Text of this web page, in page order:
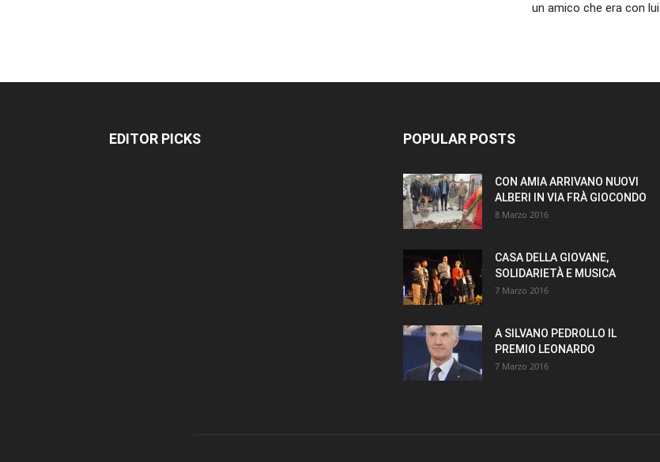
un amico che era con lui
EDITOR PICKS POPULAR POSTS
CON AMIA ARRIVANO NUOVI
ALBERI IN VIA FRÀ GIOCONDO
8 Marzo 2016
CASA DELLA GIOVANE,
SOLIDARIETÀ E MUSICA
7 Marzo 2016
A SILVANO PEDROLLO IL
PREMIO LEONARDO
7 Marzo 2016